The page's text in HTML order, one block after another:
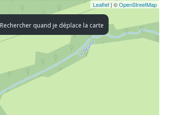
Rechercher quand je déplace la carte
Leaflet | ©OpenStreetMap